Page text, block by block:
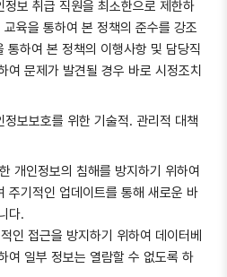
정보 취급 직원을 최소한으로 제한하
육을 통하여 본 정책의 준수를 강조
통하여 본 정책의 이행사항 및 담당직
여 문제가 발견될 경우 바로 시정조치
정보보호를 위한 기술적. 관리적 대책
개인정보의 침해를 방지하기 위하여
주기적인 업데이트를 통해 새로운 바
다.
인 접근을 방지하기 위하여 데이터베
여 일부 정보는 열람할 수 없도록 하